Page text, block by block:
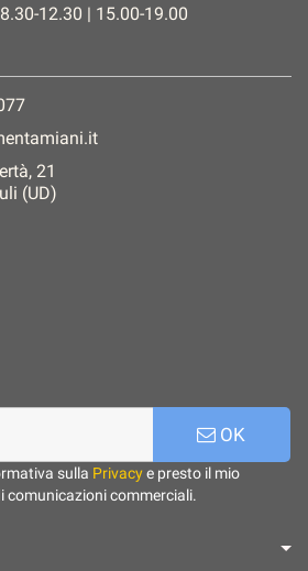
12.30 | 15.00-19.00
21
(UD)
OK
sulla Privacye presto il mio
comunicazioni commerciali.